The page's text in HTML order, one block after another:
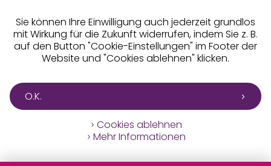
Sie können Ihre Einwilligung auch jederzeit grundlos
mit Wirkung für die Zukunft widerrufen, indem Sie z. B.
auf den Button "Cookie-Einstellungen" im Footer der
Website und "Cookies ablehnen" klicken.
O.K.
Cookies ablehnen
Mehr Informationen